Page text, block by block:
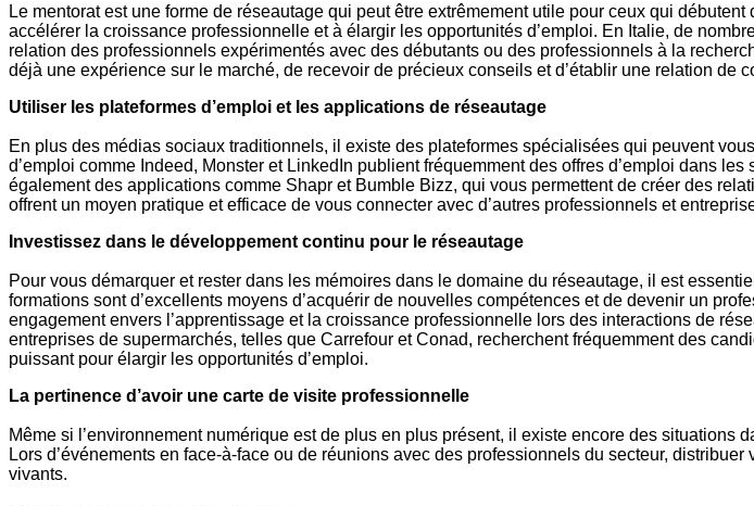
Le mentorat est une forme de réseautage qui peut être extrêmement utile pour ceux qui
accélérer la croissance professionnelle et à élargir les opportunités d’emploi. En Italie, de
relation des professionnels expérimentés avec des débutants ou des professionnels à la
déjà une expérience sur le marché, de recevoir de précieux conseils et d’établir une relation de
Utiliser les plateformes d’emploi et les applications de réseautage
En plus des médias sociaux traditionnels, il existe des plateformes spécialisées qui peuvent
d’emploi comme Indeed, Monster et LinkedIn publient fréquemment des offres d’emploi dans
également des applications comme Shapr et Bumble Bizz, qui vous permettent de créer des
offrent un moyen pratique et efficace de vous connecter avec d’autres professionnels et
Investissez dans le développement continu pour le réseautage
Pour vous démarquer et rester dans les mémoires dans le domaine du réseautage, il est
formations sont d’excellents moyens d’acquérir de nouvelles compétences et de devenir un
engagement envers l’apprentissage et la croissance professionnelle lors des interactions de
entreprises de supermarchés, telles que Carrefour et Conad, recherchent fréquemment des
puissant pour élargir les opportunités d’emploi.
La pertinence d’avoir une carte de visite professionnelle
Même si l’environnement numérique est de plus en plus présent, il existe encore des
Lors d’événements en face-à-face ou de réunions avec des professionnels du secteur,
vivants.